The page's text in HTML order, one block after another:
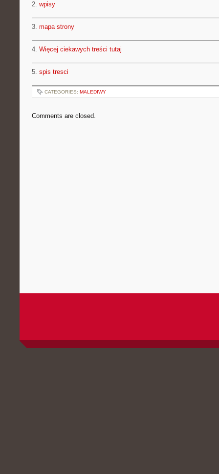
2. wpisy
3. mapa strony
4. Więcej ciekawych treści tutaj
5. spis tresci
CATEGORIES: MALEDIWY
Comments are closed.